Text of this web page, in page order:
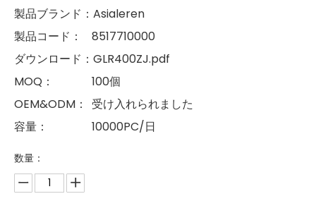
製品ブランド： Asialeren
製品コード：
8517710000
ダウンロード： GLR400ZJ.pdf
MOQ：
100個
OEM&ODM：
受け入れられました
容量：
10000PC/日
数量：